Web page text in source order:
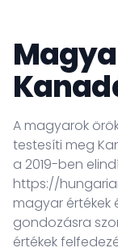
között.
támogassa
partnerségek
közös
közötti
Honlapunk
információkat
meg. Kétoldalú
A magyarok
testesíti meg
a 2019-ben
https://
magyar értékek
gondozásra
értékek